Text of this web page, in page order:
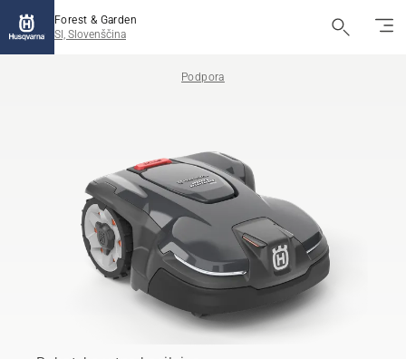
Forest & Garden
SI, Slovenščina
Podpora